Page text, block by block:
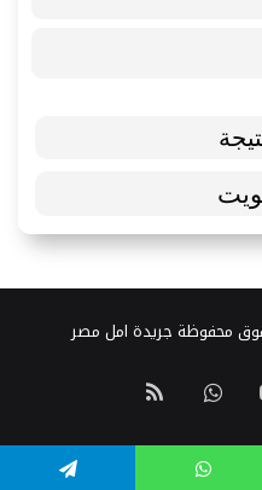
‫YouTubeواتسابملخص
الموقع